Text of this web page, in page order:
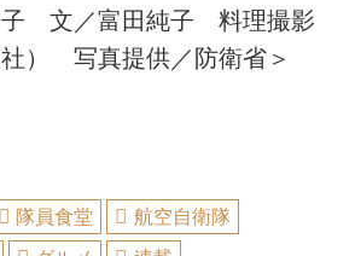
子 文／富田純子 料理撮影
社） 写真提供／防衛省＞
隊員食堂
航空自衛隊